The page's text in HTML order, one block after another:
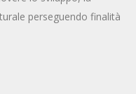
perseguendo finalità